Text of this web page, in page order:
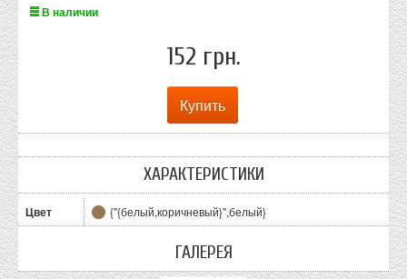
В наличии
152 грн.
ХАРАКТЕРИСТИКИ
Цвет {"{белый,коричневый}",белый}
ГАЛЕРЕЯ